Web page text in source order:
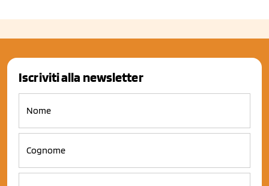
Iscriviti alla newsletter